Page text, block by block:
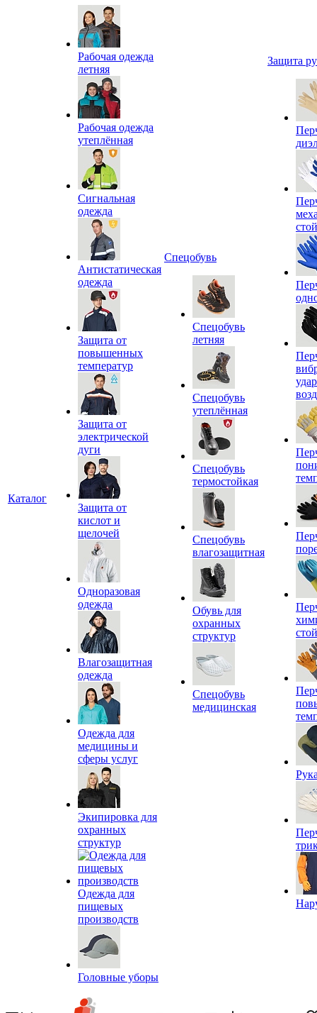
Каталог
Рабочая одежда
летняя
Рабочая одежда
утеплённая
Сигнальная
одежда
Антистатическая
одежда
Защита от
повышенных
температур
Защита от
электрической
дуги
Защита от
кислот и
щелочей
Одноразовая
одежда
Влагозащитная
одежда
Одежда для
медицины и
сферы услуг
Экипировка для
охранных
структур
Одежда для
пищевых
производств
Головные уборы
Спецобувь
Спецобувь
летняя
Спецобувь
утеплённая
Спецобувь
термостойкая
Спецобувь
влагозащитная
Обувь для
охранных
структур
Спецобувь
медицинская
Защита